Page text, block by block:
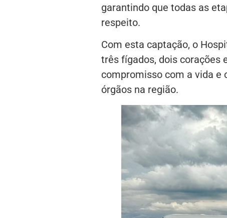
garantindo que todas as
respeito.
Com esta captação, o
três fígados, dois corações
compromisso com a vida e
órgãos na região.